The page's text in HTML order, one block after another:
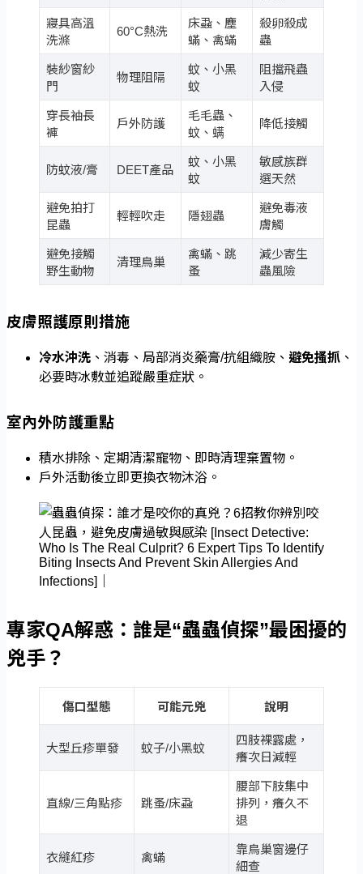
寢具高溫
洗滌
60°C熱洗
床蝨、塵
蟎、禽蟎
殺卵殺成
蟲
裝紗窗紗
門
物理阻隔
蚊、小黑
蚊
阻擋飛蟲
入侵
穿長袖長
褲
戶外防護
毛毛蟲、
蚊、螨
降低接觸
防蚊液/膏 DEET產品
蚊、小黑
蚊
敏感族群
選天然
避免拍打
昆蟲
輕輕吹走 隱翅蟲
避免毒液
膚觸
避免接觸
野生動物
清理鳥巢
禽蟎、跳
蚤
減少寄生
蟲風險
皮膚照護原則措施
冷水沖洗 、消毒、局部消炎藥膏/抗組織胺、 避免搔抓 、
必要時冰敷並追蹤嚴重症狀。
室內外防護重點
積水排除、定期清潔寵物、即時清理棄置物。
戶外活動後立即更換衣物沐浴。
專家QA解惑：誰是“蟲蟲偵探”最困擾的
兇手？
傷口型態 可能元兇 說明
大型丘疹單發 蚊子/小黑蚊
四肢裸露處，
癢次日減輕
直線/三角點疹 跳蚤/床蝨
腰部下肢集中
排列，癢久不
退
衣縫紅疹 禽蟎
靠鳥巢窗邊仔
細查